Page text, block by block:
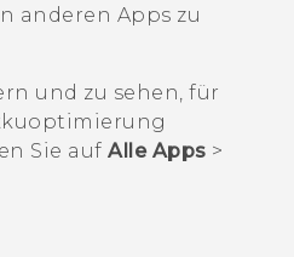
anderen Apps zu
und zu sehen, für
Sie auf Alle Apps >